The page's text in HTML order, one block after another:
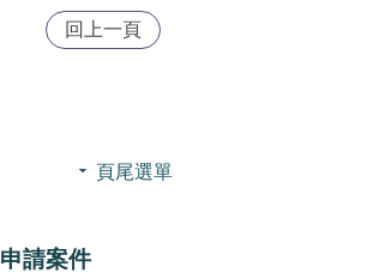
回上一頁
頁尾選單
申請案件